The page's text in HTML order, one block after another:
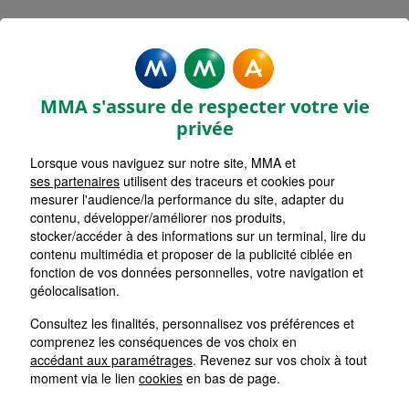
ESTIENNE D ORVES
Accueil
Assurance Provence-Alpes-Côte d'Azur
Assurance Bouches-du-Rhône (13)
MMA s'assure de respecter votre vie
privée
Lorsque vous naviguez sur notre site, MMA et
ses partenaires utilisent des traceurs et cookies pour
mesurer l'audience/la performance du site, adapter du
contenu, développer/améliorer nos produits,
stocker/accéder à des informations sur un terminal, lire du
contenu multimédia et proposer de la publicité ciblée en
fonction de vos données personnelles, votre navigation et
géolocalisation.
Consultez les finalités, personnalisez vos préférences et
comprenez les conséquences de vos choix en
accédant aux paramétrages. Revenez sur vos choix à tout
moment via le lien cookies en bas de page.